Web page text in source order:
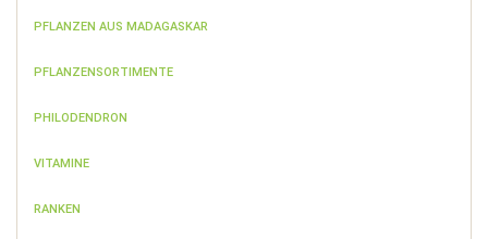
PFLANZEN AUS MADAGASKAR
PFLANZENSORTIMENTE
PHILODENDRON
VITAMINE
RANKEN